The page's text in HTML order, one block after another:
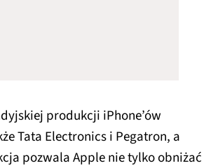
produkcji iPhone’ów
Tata Electronics i Pegatron, a
pozwala Apple nie tylko obniżać